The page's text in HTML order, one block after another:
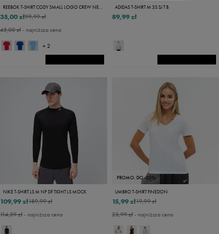
REEBOK T-SHIRT CODY SMALL LOGO CREW NECK SS TEE
99,99 zł
35,00 zł
45,00 zł- najniższa cena
+ 2
ADIDAS T-SHIRT M 3S SJ T B
89,99 zł
NIKE T-SHIRT LS M NP DF TIGHT LS MOCK
189,99 zł
109,99 zł
114,39 zł- najniższa cena
PROMO: DO -30%
UMBRO T-SHIRT FINEDON
19,99 zł
15,99 zł
23,99 zł- najniższa cena